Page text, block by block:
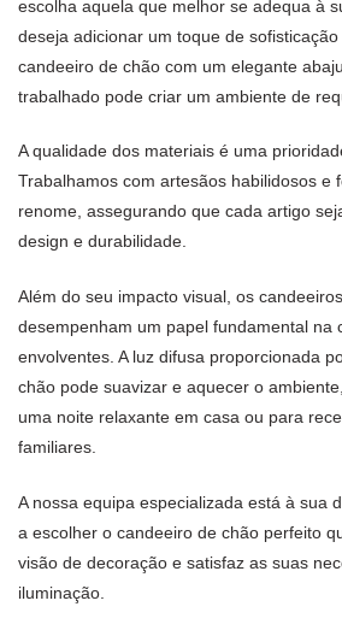
escolha aquela que melhor se adequa à
deseja adicionar um toque de
candeeiro de chão com um elegante
trabalhado pode criar um ambiente de
A qualidade dos materiais é uma
Trabalhamos com artesãos habilidosos e
renome, assegurando que cada artigo
design e durabilidade.
Além do seu impacto visual, os
desempenham um papel fundamental na
envolventes. A luz difusa proporcionada
chão pode suavizar e aquecer o
uma noite relaxante em casa ou para
familiares.
A nossa equipa especializada está à sua
a escolher o candeeiro de chão perfeito
visão de decoração e satisfaz as suas
iluminação.